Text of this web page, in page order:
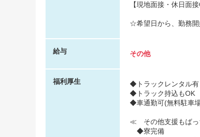
【現地面接・休日面接
☆希望日から、勤務開
給与 その他
福利厚生
◆トラックレンタル
◆トラック持込もOK
◆車通勤可(無料駐車
≪ その他支援もば
◆寮完備